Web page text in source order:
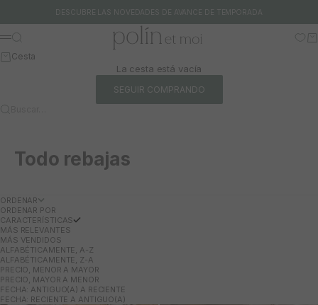
DESCUBRE LAS NOVEDADES DE AVANCE DE TEMPORADA
Polín et moi
Menú
Buscar
Cesta
La cesta está vacía
SEGUIR COMPRANDO
Buscar…
Todo rebajas
ORDENAR
ORDENAR POR
CARACTERÍSTICAS
MÁS RELEVANTES
MÁS VENDIDOS
ALFABÉTICAMENTE, A-Z
ALFABÉTICAMENTE, Z-A
PRECIO, MENOR A MAYOR
PRECIO, MAYOR A MENOR
FECHA: ANTIGUO(A) A RECIENTE
FECHA: RECIENTE A ANTIGUO(A)